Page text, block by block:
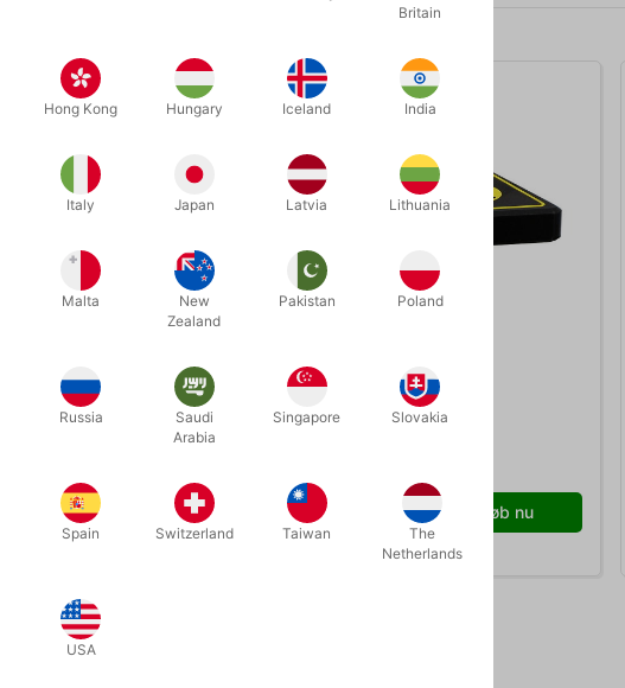
Relaterede produkter
NØGLE-RINGEN
Køb nu
COIN THRU COIN
Køb nu
På lager
Britain
Hong Kong Hungary Iceland India
Italy Japan Latvia Lithuania
Malta
New
Zealand
Pakistan Poland
Russia
Saudi
Arabia
Singapore Slovakia
Spain Switzerland Taiwan
The
Netherlands
USA